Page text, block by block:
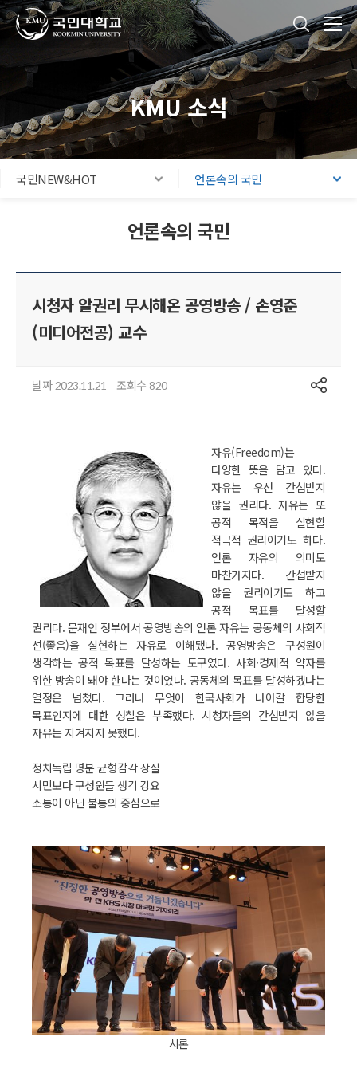
주메뉴 바로가기
본문내용 바로가기
푸터 바로가기
국민대학교
KMU 소식
국민NEW&HOT 언론속의 국민
언론속의 국민
시청자 알권리 무시해온 공영방송 / 손영준
(미디어전공) 교수
날짜 2023.11.21 조회수 820 공유
자유(Freedom)는
다양한 뜻을 담고 있다.
자유는 우선 간섭받지
않을 권리다. 자유는 또
공적 목적을 실현할
적극적 권리이기도 하다.
언론 자유의 의미도
마찬가지다. 간섭받지
않을 권리이기도 하고
공적 목표를 달성할
권리다. 문재인 정부에서 공영방송의 언론 자유는 공동체의 사회적
선(좋음)을 실현하는 자유로 이해됐다. 공영방송은 구성원이
생각하는 공적 목표를 달성하는 도구였다. 사회·경제적 약자를
위한 방송이 돼야 한다는 것이었다. 공동체의 목표를 달성하겠다는
열정은 넘쳤다. 그러나 무엇이 한국사회가 나아갈 합당한
목표인지에 대한 성찰은 부족했다. 시청자들의 간섭받지 않을
자유는 지켜지지 못했다.
정치독립 명분 균형감각 상실
시민보다 구성원들 생각 강요
소통이 아닌 불통의 중심으로
시론